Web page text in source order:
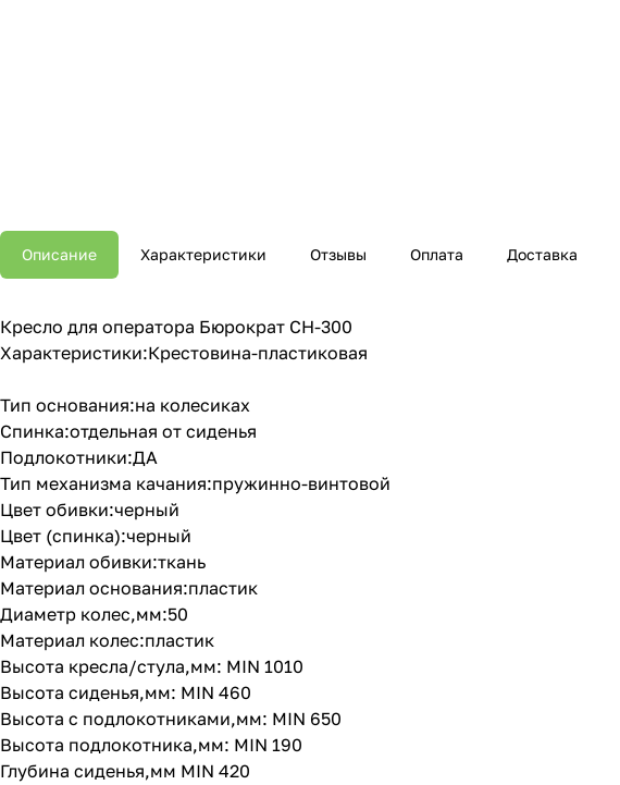
Описание Характеристики Отзывы Оплата Доставка
Кресло для оператора Бюрократ CH-300
Характеристики:Крестовина-пластиковая
Тип основания:на колесиках
Спинка:отдельная от сиденья
Подлокотники:ДА
Тип механизма качания:пружинно-винтовой
Цвет обивки:черный
Цвет (спинка):черный
Материал обивки:ткань
Материал основания:пластик
Диаметр колес,мм:50
Материал колес:пластик
Высота кресла/стула,мм: MIN 1010
Высота сиденья,мм: MIN 460
Высота с подлокотниками,мм: MIN 650
Высота подлокотника,мм: MIN 190
Глубина сиденья,мм MIN 420